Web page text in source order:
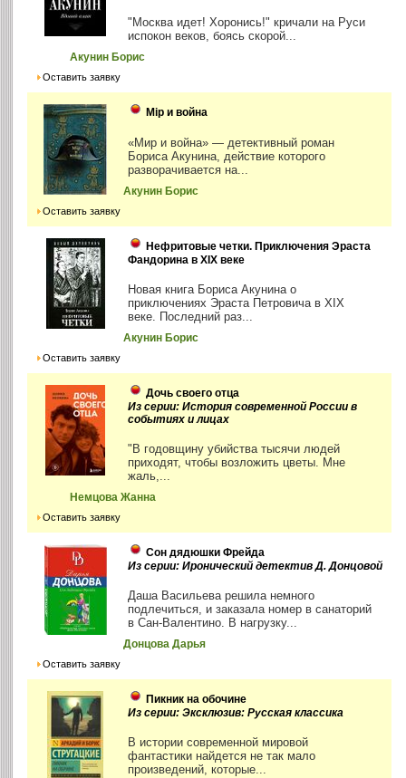
"Москва идет! Хоронись!" кричали на Руси
испокон веков, боясь скорой...
Акунин Борис
Оставить заявку
Мiр и война
«Мир и война» — детективный роман
Бориса Акунина, действие которого
разворачивается на...
Акунин Борис
Оставить заявку
Нефритовые четки. Приключения Эраста
Фандорина в XIX веке
Новая книга Бориса Акунина о
приключениях Эраста Петровича в XIX
веке. Последний раз...
Акунин Борис
Оставить заявку
Дочь своего отца
Из серии: История современной России в
событиях и лицах
"В годовщину убийства тысячи людей
приходят, чтобы возложить цветы. Мне
жаль,...
Немцова Жанна
Оставить заявку
Сон дядюшки Фрейда
Из серии: Иронический детектив Д. Донцовой
Даша Васильева решила немного
подлечиться, и заказала номер в санаторий
в Сан-Валентино. В нагрузку...
Донцова Дарья
Оставить заявку
Пикник на обочине
Из серии: Эксклюзив: Русская классика
В истории современной мировой
фантастики найдется не так мало
произведений, которые...